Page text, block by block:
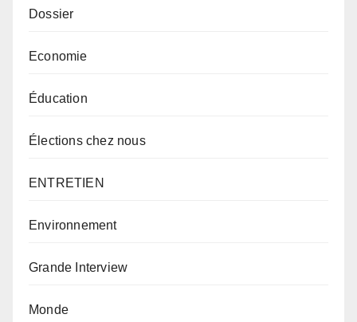
Dossier
Economie
Éducation
Élections chez nous
ENTRETIEN
Environnement
Grande Interview
Monde